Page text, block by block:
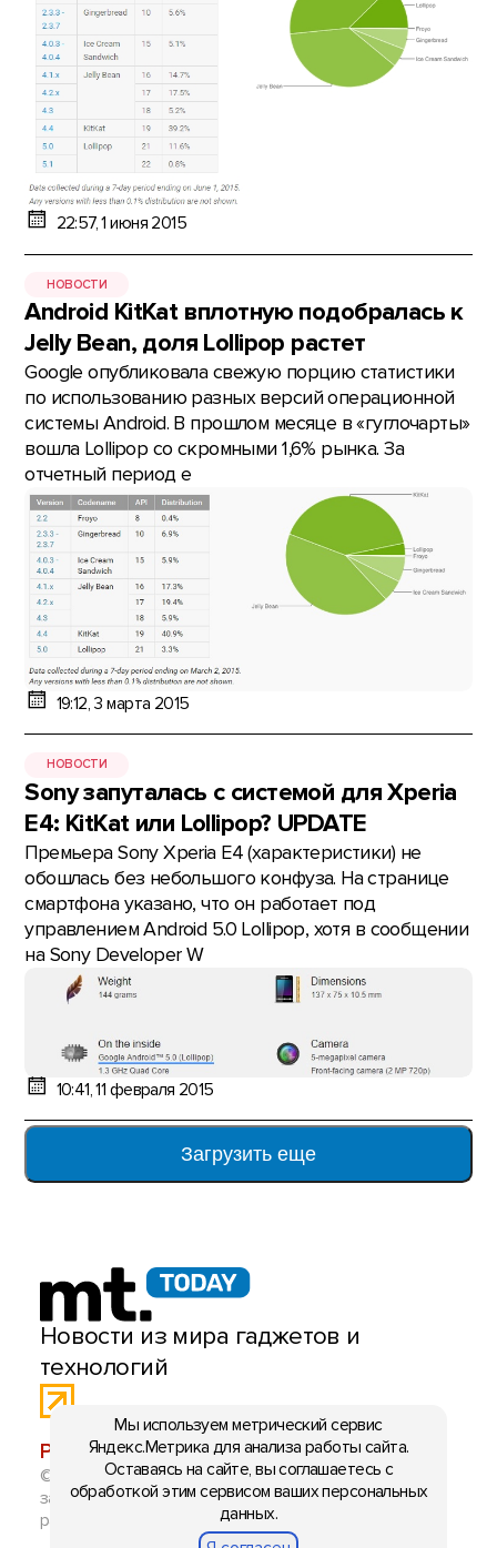
22:57, 1 июня 2015
НОВОСТИ
Android KitKat вплотную подобралась к
Jelly Bean, доля Lollipop растет
Google опубликовала свежую порцию статистики
по использованию разных версий операционной
системы Android. В прошлом месяце в «гуглочарты»
вошла Lollipop со скромными 1,6% рынка. За
отчетный период е
19:12, 3 марта 2015
НОВОСТИ
Sony запуталась с системой для Xperia
E4: KitKat или Lollipop? UPDATE
Премьера Sony Xperia E4 (характеристики) не
обошлась без небольшого конфуза. На странице
смартфона указано, что он работает под
управлением Android 5.0 Lollipop, хотя в сообщении
на Sony Developer W
10:41, 11 февраля 2015
Загрузить еще
Новости из мира гаджетов и
технологий
РЕКЛАМА:mobiltelefon.ru@gmail.com
© 2006-2026 mt.today \ mobiltelefon.ru. Все права
защищены. Использование материалов с сайта
разрешено при указании ссылки на данный ресурс.
Мы используем метрический сервис
Яндекс.Метрика для анализа работы сайта.
Оставаясь на сайте, вы соглашаетесь с
обработкой этим сервисом ваших персональных
данных.